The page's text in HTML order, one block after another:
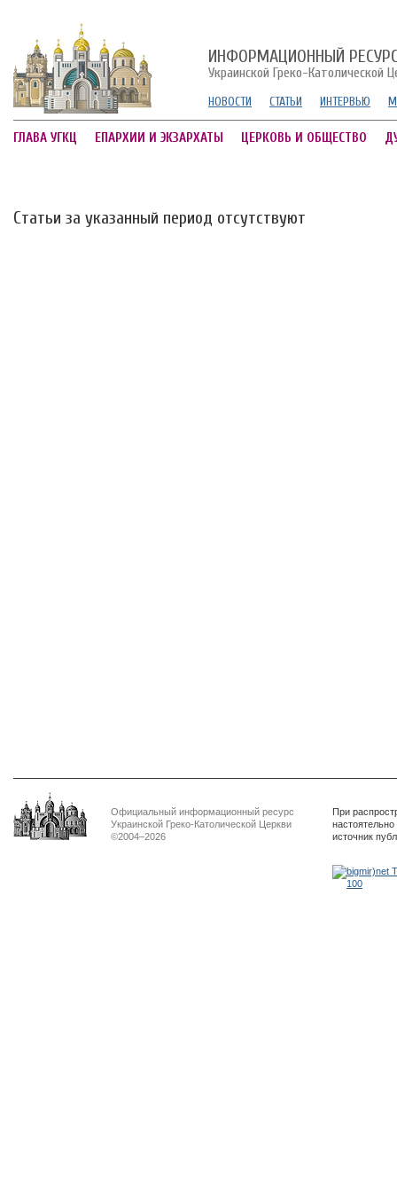
ИНФОРМАЦИОННЫЙ
Украинской Греко-Католической
НОВОСТИ СТАТЬИ ИНТЕРВЬЮ
ГЛАВА УГКЦ ЕПАРХИИ И ЭКЗАРХАТЫ ЦЕРКОВЬ И ОБЩЕСТВО
Статьи за указанный период отсутствуют
Официальный информационный ресурс
Украинской Греко-Католической Церкви
©2004–2026
При
источник